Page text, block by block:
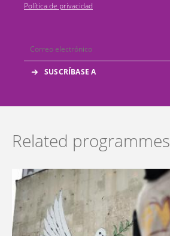
Política de privacidad
Related programmes